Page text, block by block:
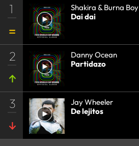
1
Shakira & Burna Boy
Dai dai
2
Danny Ocean
Partidazo
3
Jay Wheeler
De lejitos